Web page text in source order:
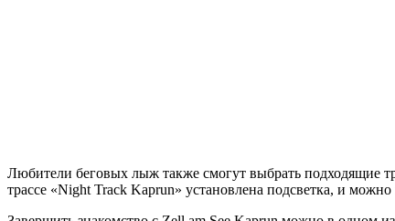
Любители беговых лыж также смогут выбрать подходящие
трассе «Night Track Kaprun» установлена подсветка, и